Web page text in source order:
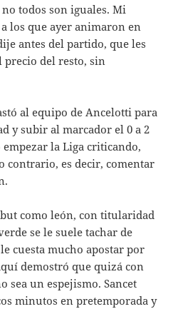
todos son iguales. Mi
los que ayer animaron en
antes del partido, que les
precio del resto, sin
al equipo de Ancelotti para
y subir al marcador el 0 a 2
la Liga criticando,
contrario, es decir, comentar
como león, con titularidad
se le suele tachar de
cuesta mucho apostar por
demostró que quizá con
sea un espejismo. Sancet
minutos en pretemporada y